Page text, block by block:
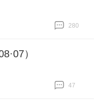
280
）
47